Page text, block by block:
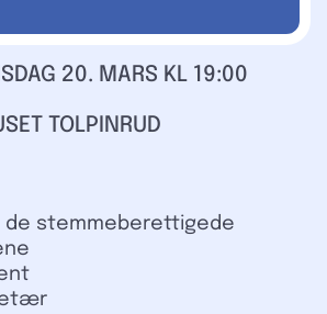
20. MARS KL 19:00
TOLPINRUD
de stemmeberettigede